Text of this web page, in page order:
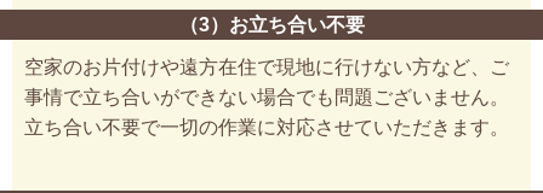
（3）お立ち合い不要
空家のお片付けや遠方在住で現地に行けない方など、ご
事情で立ち合いができない場合でも問題ございません。
立ち合い不要で一切の作業に対応させていただきます。